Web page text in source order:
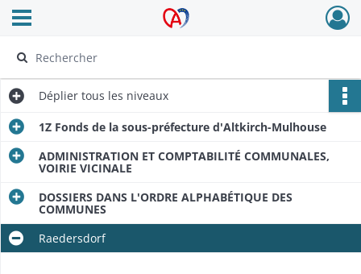
Archives Alsace - Colmar
Ouvrir le menu déroulant
Déplier tous les niveaux
1Z Fonds de la sous-préfecture d'Altkirch-Mulhouse
ADMINISTRATION ET COMPTABILITÉ COMMUNALES,
VOIRIE VICINALE
DOSSIERS DANS L'ORDRE ALPHABÉTIQUE DES
COMMUNES
Raedersdorf